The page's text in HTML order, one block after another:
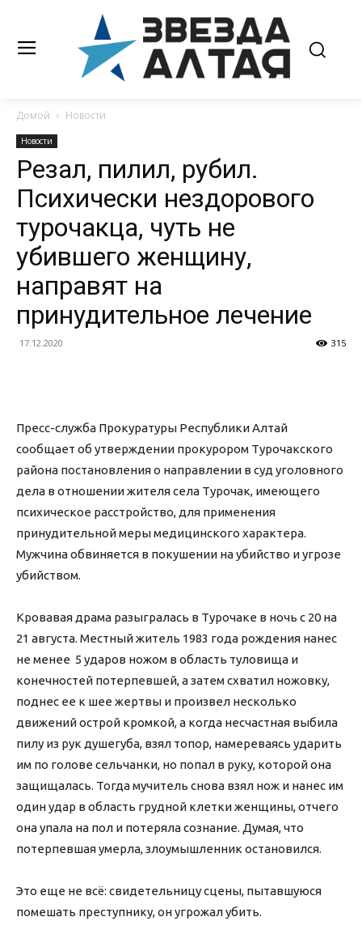
Домой Новости
Новости
Резал, пилил, рубил.
Психически нездорового
турочакца, чуть не
убившего женщину,
направят на
принудительное лечение
17.12.2020 315
Пресс-служба Прокуратуры Республики Алтай
сообщает об утверждении прокурором Турочакского
района постановления о направлении в суд уголовного
дела в отношении жителя села Турочак, имеющего
психическое расстройство, для применения
принудительной меры медицинского характера.
Мужчина обвиняется в покушении на убийство и угрозе
убийством.
Кровавая драма разыгралась в Турочаке в ночь с 20 на
21 августа. Местный житель 1983 года рождения нанес
не менее 5 ударов ножом в область туловища и
конечностей потерпевшей, а затем схватил ножовку,
поднес ее к шее жертвы и произвел несколько
движений острой кромкой, а когда несчастная выбила
пилу из рук душегуба, взял топор, намереваясь ударить
им по голове сельчанки, но попал в руку, которой она
защищалась. Тогда мучитель снова взял нож и нанес им
один удар в область грудной клетки женщины, отчего
она упала на пол и потеряла сознание. Думая, что
потерпевшая умерла, злоумышленник остановился.
Это еще не всё: свидетельницу сцены, пытавшуюся
помешать преступнику, он угрожал убить.